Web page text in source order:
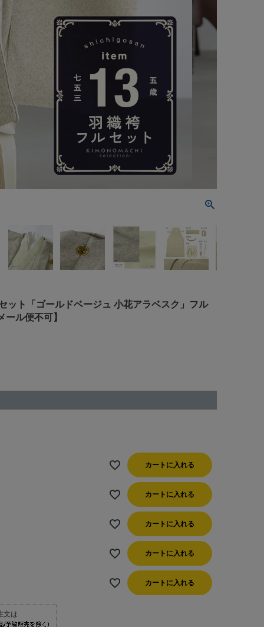
ット「ゴールドベージュ 小花アラベスク」フル
ル便不可】
カートに入れる
カートに入れる
カートに入れる
カートに入れる
カートに入れる